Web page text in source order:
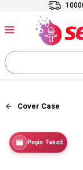
Cover Case
Peşin Taksit